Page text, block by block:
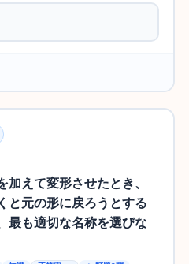
加えて変形させたとき、
と元の形に戻ろうとする
最も適切な名称を選びな